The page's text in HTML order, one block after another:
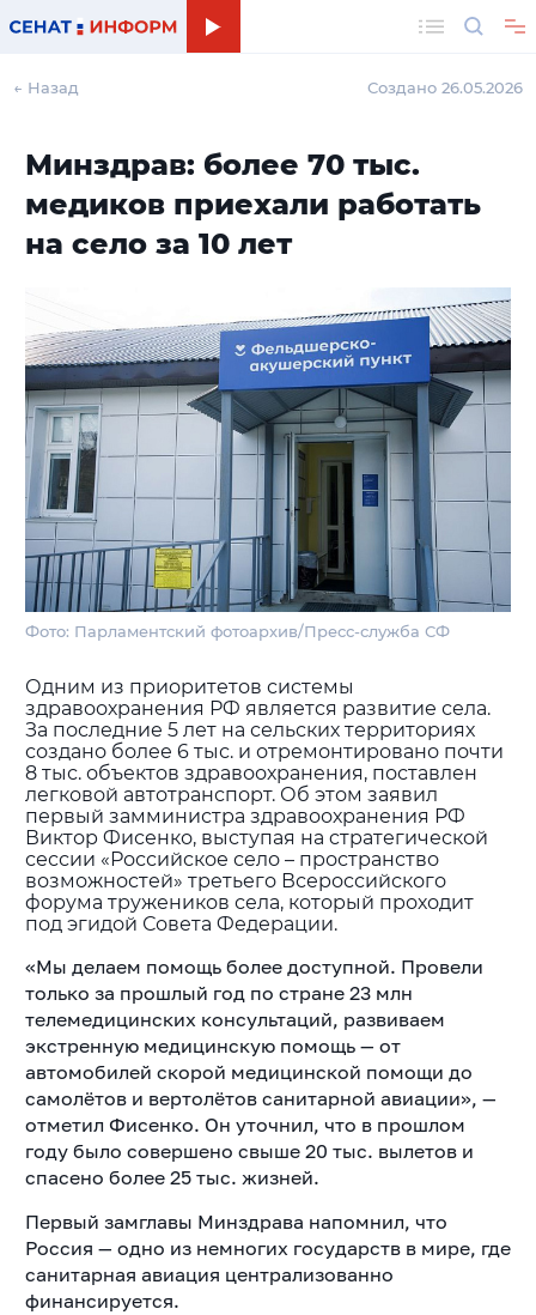
← Назад Создано 26.05.2026
Минздрав: более 70 тыс.
медиков приехали работать
на село за 10 лет
Фото: Парламентский фотоархив/Пресс-служба СФ
Одним из приоритетов системы
здравоохранения РФ является развитие села.
За последние 5 лет на сельских территориях
создано более 6 тыс. и отремонтировано почти
8 тыс. объектов здравоохранения, поставлен
легковой автотранспорт. Об этом заявил
первый замминистра здравоохранения РФ
Виктор Фисенко, выступая на cтратегической
сессии «Российское село – пространство
возможностей» третьего Всероссийского
форума тружеников села, который проходит
под эгидой Совета Федерации.
«Мы делаем помощь более доступной. Провели
только за прошлый год по стране 23 млн
телемедицинских консультаций, развиваем
экстренную медицинскую помощь — от
автомобилей скорой медицинской помощи до
самолётов и вертолётов санитарной авиации», —
отметил Фисенко. Он уточнил, что в прошлом
году было совершено свыше 20 тыс. вылетов и
спасено более 25 тыс. жизней.
Первый замглавы Минздрава напомнил, что
Россия — одно из немногих государств в мире, где
санитарная авиация централизованно
финансируется.